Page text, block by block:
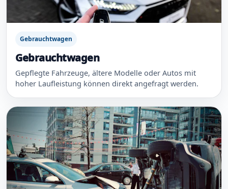
Gebrauchtwagen
Gebrauchtwagen
Gepflegte Fahrzeuge, ältere Modelle oder Autos mit
hoher Laufleistung können direkt angefragt werden.